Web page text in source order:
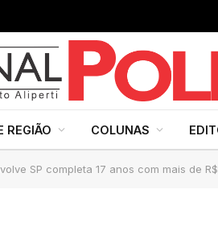
REGIÃO COLUNAS
SP completa 17 anos com mais de